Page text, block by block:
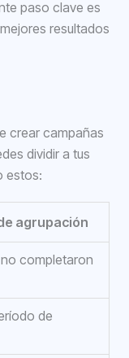
paso clave es
resultados
crear campañas
dividir a tus
estos:
agrupación
completaron
de